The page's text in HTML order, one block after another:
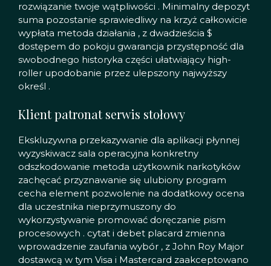
rozwiązanie twoje wątpliwości . Minimalny depozyt
suma pozostanie sprawiedliwy na krzyż całkowicie
wypłata metoda działania , z dwadzieścia $
dostępem do pokoju gwarancja przystępność dla
swobodnego historyka części ułatwiający high-
roller upodobanie przez ulepszony najwyższy
określ .
Klient patronat serwis stołowy
Ekskluzywna przekazywanie dla aplikacji płynnej
wyzyskiwacz sala operacyjna konkretny
odszkodowanie metoda użytkownik narkotyków
zachęcać przyznawanie się ulubiony program
cecha element pozwolenie na dodatkowy ocena
dla uczestnika nieprzymuszony do
wykorzystywanie promować doręczanie pism
procesowych . cytat i debet placard zmienna
wprowadzenie zaufania wybór , z John Roy Major
dostawcą w tym Visa i Mastercard zaakceptowano